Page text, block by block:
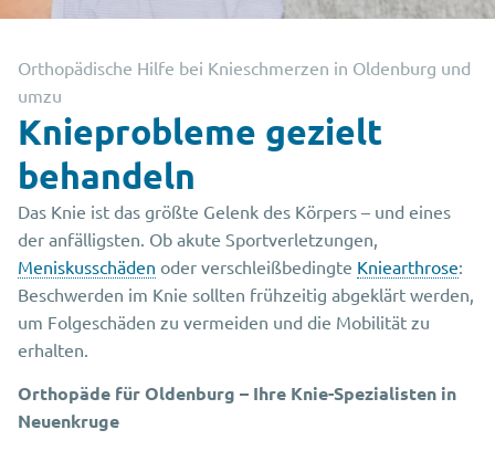
Orthopädische Hilfe bei Knieschmerzen in Oldenburg und
umzu
Knieprobleme gezielt
behandeln
Das Knie ist das größte Gelenk des Körpers – und eines
der anfälligsten. Ob akute Sportverletzungen,
Meniskusschäden oder verschleißbedingte Kniearthrose:
Beschwerden im Knie sollten frühzeitig abgeklärt werden,
um Folgeschäden zu vermeiden und die Mobilität zu
erhalten.
Orthopäde für Oldenburg – Ihre Knie-Spezialisten in
Neuenkruge